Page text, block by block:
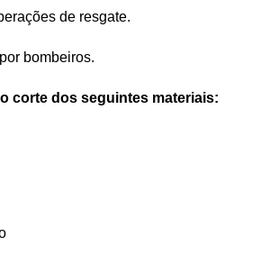
de resgate.
bombeiros.
corte dos seguintes materiais: